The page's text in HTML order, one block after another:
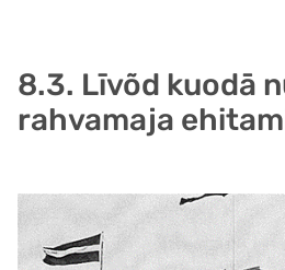
8.3. Līvõd kuodā
rahvamaja